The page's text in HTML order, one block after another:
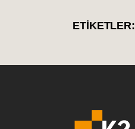
ETIKETLER: